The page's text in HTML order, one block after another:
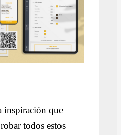
inspiración que
todos estos